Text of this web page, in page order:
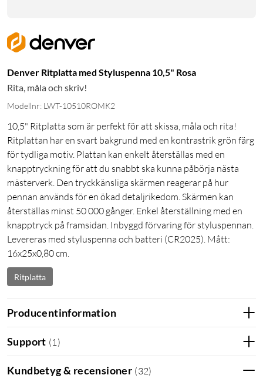
Denver Ritplatta med Styluspenna 10,5" Rosa
Rita, måla och skriv!
Modellnr: LWT-10510ROMK2
10,5" Ritplatta som är perfekt för att skissa, måla och rita!
Ritplattan har en svart bakgrund med en kontrastrik grön färg
för tydliga motiv. Plattan kan enkelt återställas med en
knapptryckning för att du snabbt ska kunna påbörja nästa
mästerverk. Den tryckkänsliga skärmen reagerar på hur
pennan används för en ökad detaljrikedom. Skärmen kan
återställas minst 50 000 gånger. Enkel återställning med en
knapptryck på framsidan. Inbyggd förvaring för styluspennan.
Levereras med styluspenna och batteri (CR2025). Mått:
16x25x0,80 cm.
Ritplatta
Producentinformation
Support (1 )
Kundbetyg & recensioner (32)